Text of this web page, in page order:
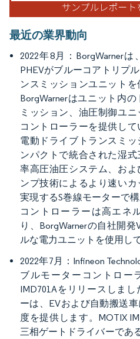
最近の業界動向
2022年8月：BorgWarner
PHEVがブルーコアトリプ
ンスミッションユニットを
BorgWarnerはユニット内
ミッション、油圧制御ユ
コントローラーを提供し
電動ドライブトランスミ
ンパクトで統合された湿
率高圧油圧システム、お
ンプ技術によるより速い
実現するS巻線モーターで
コントローラーは高エネ
り、BorgWarnerの自社開
ルな電力ユニットを使用し
2022年7月：Infineon
ブルモーターコントロー
IMD701Aをリリースしま
ーは、EVおよび自動搬送
度を提供します。MOTIX
三相ゲートドライバーであ